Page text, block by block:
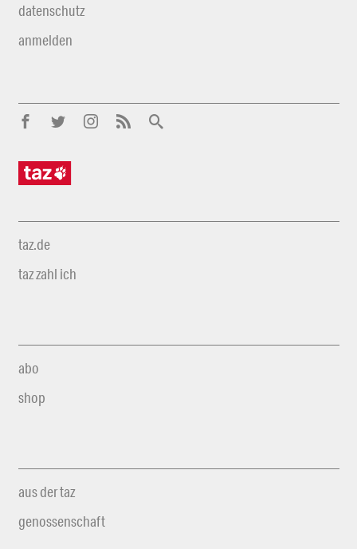
datenschutz
anmelden
taz.de
taz zahl ich
abo
shop
aus der taz
genossenschaft